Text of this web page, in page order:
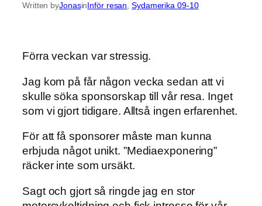
Written byJonasinInför resan, Sydamerika 09-10
Förra veckan var stressig.
Jag kom på får någon vecka sedan att vi
skulle söka sponsorskap till vår resa. Inget
som vi gjort tidigare. Alltså ingen erfarenhet.
För att få sponsorer måste man kunna
erbjuda något unikt. ”Mediaexponering”
räcker inte som ursäkt.
Sagt och gjort så ringde jag en stor